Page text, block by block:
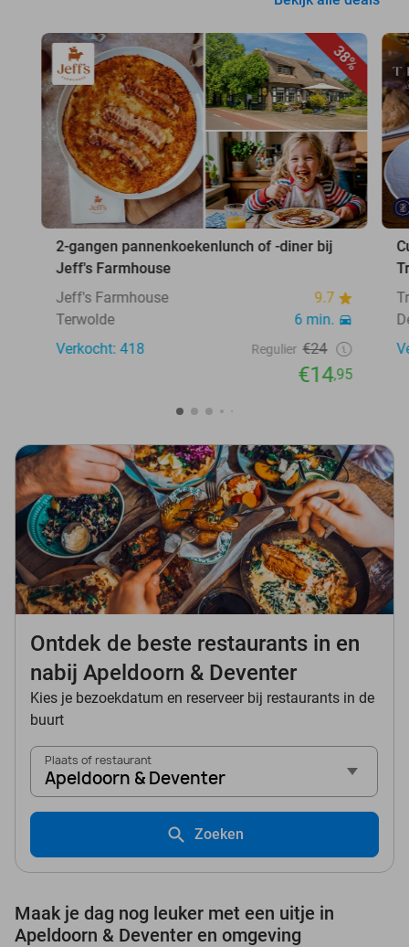
38%
2-gangen pannenkoekenlunch of -diner bij
Jeff's Farmhouse
Jeff's Farmhouse
9.7
Terwolde
6 min.
Verkocht: 418
Regulier €24
€14,95
Ontdek de beste restaurants in en
nabij Apeldoorn & Deventer
Kies je bezoekdatum en reserveer bij restaurants in de
buurt
Plaats of restaurant
Apeldoorn & Deventer
Zoeken
Maak je dag nog leuker met een uitje in
Apeldoorn & Deventer en omgeving